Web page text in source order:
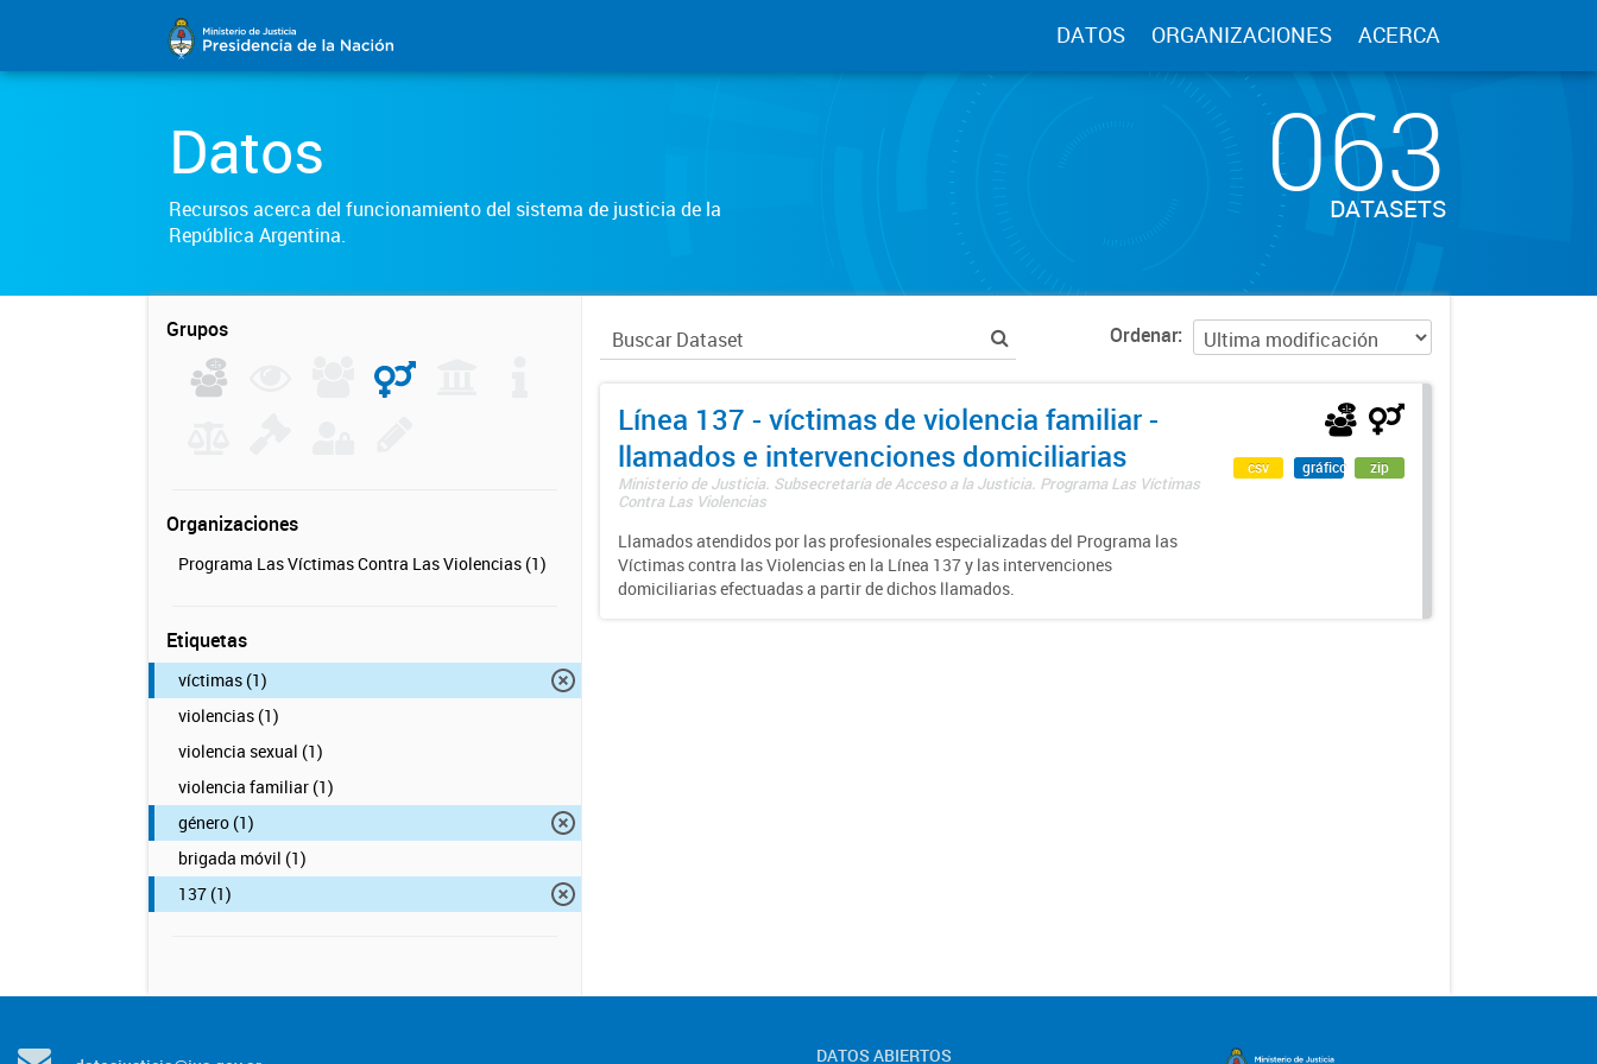
DATOS ORGANIZACIONES ACERCA
Datos
Recursos acerca del funcionamiento del sistema de justicia de la
República Argentina.
063
DATASETS
Grupos
Organizaciones
Programa Las Víctimas Contra Las Violencias (1)
Etiquetas
víctimas (1)
violencias (1)
violencia sexual (1)
violencia familiar (1)
género (1)
brigada móvil (1)
137 (1)
Ordenar
Línea 137 - víctimas de violencia familiar -
llamados e intervenciones domiciliarias
Ministerio de Justicia. Subsecretaría de Acceso a la Justicia. Programa Las Víctimas
Contra Las Violencias
Llamados atendidos por las profesionales especializadas del Programa las
Víctimas contra las Violencias en la Línea 137 y las intervenciones
domiciliarias efectuadas a partir de dichos llamados.
csv gráfico zip
DATOS ABIERTOS